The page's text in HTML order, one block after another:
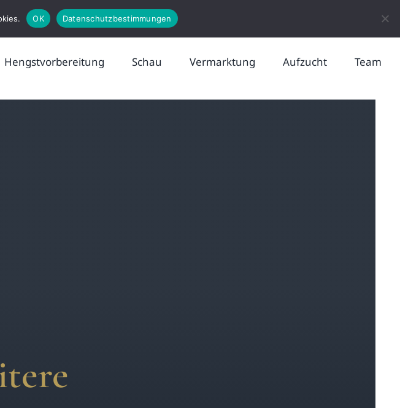
Hengstvorbereitung Schau Vermarktung Aufzucht Team
OK Datenschutzbestimmungen